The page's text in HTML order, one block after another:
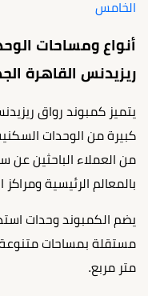
الخامس
أنواع ومساحات
ريزيدنس القاهرة
يتميز كمبوند رواق
كبيرة من الوحدات
من العملاء الباحثين
بالمعالم الرئيسية ومراكز
يضم الكمبوند وحدات
متر مربع.